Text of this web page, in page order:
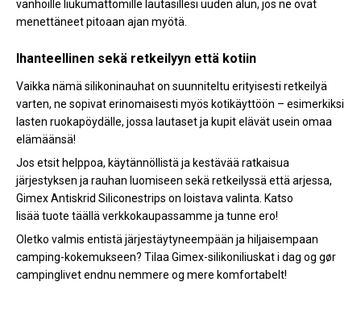
vanhoille liukumattomille lautasillesi uuden alun, jos ne ovat
menettäneet pitoaan ajan myötä.
Ihanteellinen sekä retkeilyyn että kotiin
Vaikka nämä silikoninauhat on suunniteltu erityisesti retkeilyä
varten, ne sopivat erinomaisesti myös kotikäyttöön – esimerkiksi
lasten ruokapöydälle, jossa lautaset ja kupit elävät usein omaa
elämäänsä!
Jos etsit helppoa, käytännöllistä ja kestävää ratkaisua
järjestyksen ja rauhan luomiseen sekä retkeilyssä että arjessa,
Gimex Antiskrid Siliconestrips on loistava valinta. Katso
lisää tuote täällä verkkokaupassamme ja tunne ero!
Oletko valmis entistä järjestäytyneempään ja hiljaisempaan
camping-kokemukseen? Tilaa Gimex-silikoniliuskati dag og gør
campinglivet endnu nemmere og mere komfortabelt!